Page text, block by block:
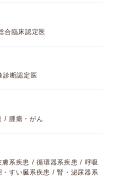
合臨床認定医
診断認定医
/ 腫瘍・がん
系疾患 / 循環器系疾患 / 呼吸
すい臓系疾患 / 腎・泌尿器系